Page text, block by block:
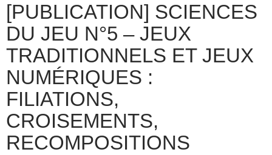
[PUBLICATION] SCIENCES
DU JEU N°5 – JEUX
TRADITIONNELS ET JEUX
NUMÉRIQUES :
FILIATIONS,
CROISEMENTS,
RECOMPOSITIONS